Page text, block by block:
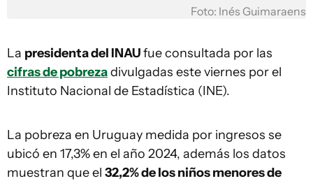
Foto: Inés Guimaraens
La presidenta del INAUfue consultada por las
cifras de pobrezadivulgadas este viernes por el
Instituto Nacional de Estadística (INE).
La pobreza en Uruguay medida por ingresos se
ubicó en 17,3% en el año 2024, además los datos
muestran que el 32,2% de los niños menores de